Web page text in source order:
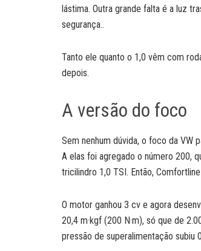
lástima. Outra grande falta é a luz
segurança..
Tanto ele quanto o 1,0 vêm com
depois.
A versão do foco
Sem nenhum dúvida, o foco da VW
A elas foi agregado o número 200,
tricilindro 1,0 TSI. Então,
O motor ganhou 3 cv e agora
20,4 m·kgf (200 N·m), só que de
pressão de superalimentação subiu